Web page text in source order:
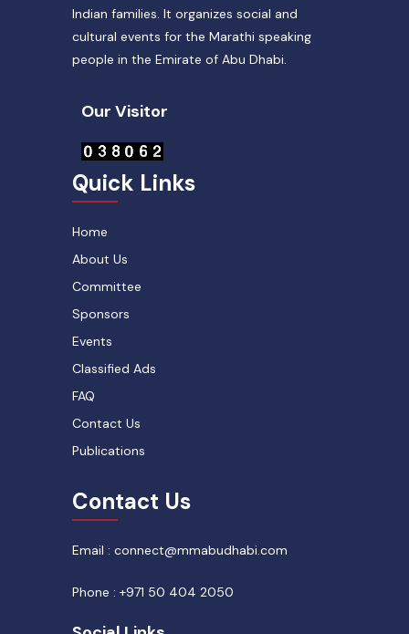
Indian families. It organizes social and
cultural events for the Marathi speaking
people in the Emirate of Abu Dhabi.
Our Visitor
Quick Links
Home
About Us
Committee
Sponsors
Events
Classified Ads
FAQ
Contact Us
Publications
Contact Us
Email : connect@mmabudhabi.com
Phone : +971 50 404 2050